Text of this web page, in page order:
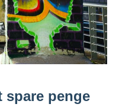
spare penge